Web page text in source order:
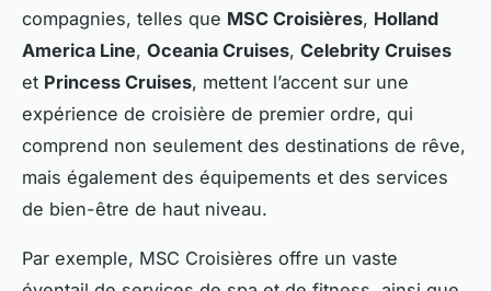
compagnies, telles que MSC Croisières, Holland
America Line, Oceania Cruises, Celebrity Cruises
et Princess Cruises, mettent l’accent sur une
expérience de croisière de premier ordre, qui
comprend non seulement des destinations de rêve,
mais également des équipements et des services
de bien-être de haut niveau.
Par exemple, MSC Croisières offre un vaste